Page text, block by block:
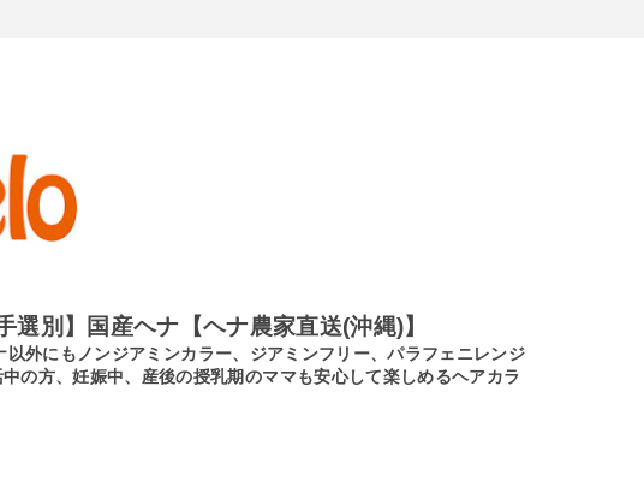
別】国産ヘナ【ヘナ農家直送(沖縄)】
外にもノンジアミンカラー、ジアミンフリー、パラフェニレンジ
の方、妊娠中、産後の授乳期のママも安心して楽しめるヘアカラ